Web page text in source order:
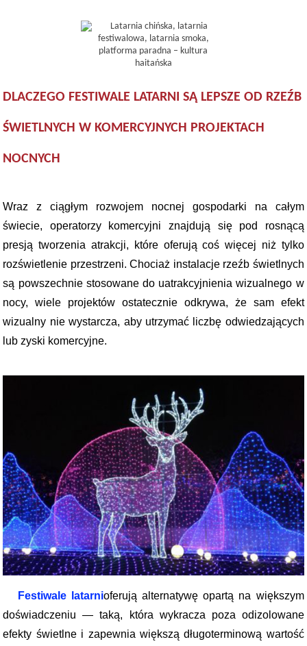
DLACZEGO FESTIWALE LATARNI SĄ LEPSZE OD RZEŹB
ŚWIETLNYCH W KOMERCYJNYCH PROJEKTACH
NOCNYCH
Wraz z ciągłym rozwojem nocnej gospodarki na całym
świecie, operatorzy komercyjni znajdują się pod rosnącą
presją tworzenia atrakcji, które oferują coś więcej niż tylko
rozświetlenie przestrzeni. Chociaż instalacje rzeźb świetlnych
są powszechnie stosowane do uatrakcyjnienia wizualnego w
nocy, wiele projektów ostatecznie odkrywa, że ​​sam efekt
wizualny nie wystarcza, aby utrzymać liczbę odwiedzających
lub zyski komercyjne.
Festiwale latarnioferują alternatywę opartą na większym
doświadczeniu — taką, która wykracza poza odizolowane
efekty świetlne i zapewnia większą długoterminową wartość